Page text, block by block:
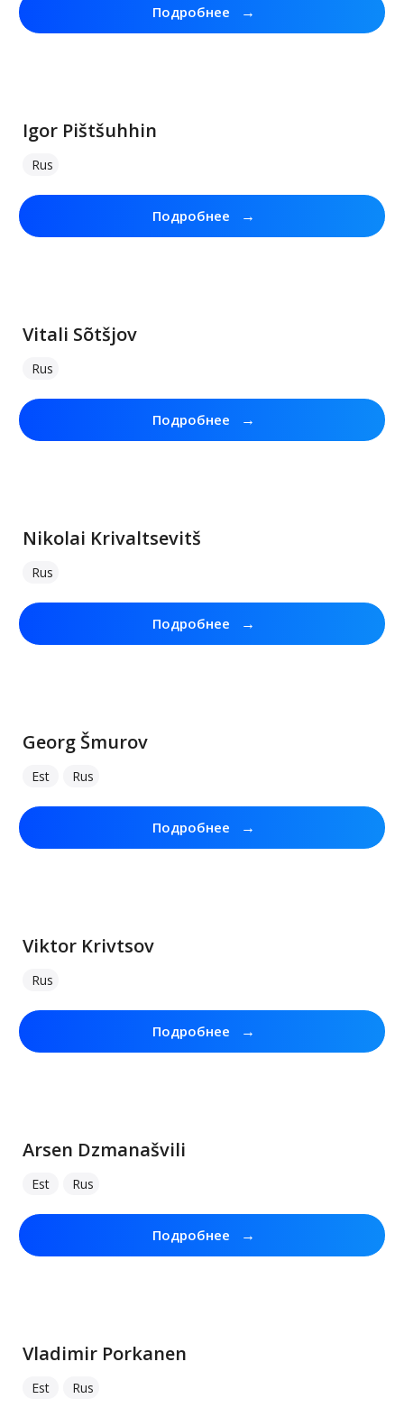
Подробнее →
Igor Pištšuhhin
Rus
Подробнее →
Vitali Sõtšjov
Rus
Подробнее →
Nikolai Krivaltsevitš
Rus
Подробнее →
Georg Šmurov
Est Rus
Подробнее →
Viktor Krivtsov
Rus
Подробнее →
Arsen Dzmanašvili
Est Rus
Подробнее →
Vladimir Porkanen
Est Rus